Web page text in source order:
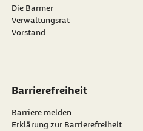
Die Barmer
Verwaltungsrat
Vorstand
Barrierefreiheit
Barriere melden
Erklärung zur Barrierefreiheit